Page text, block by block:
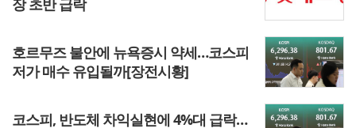
장 초반 급락
호르무즈 불안에 뉴욕증시 약세…코스피
저가 매수 유입될까[장전시황]
코스피, 반도체 차익실현에 4%대 급락…